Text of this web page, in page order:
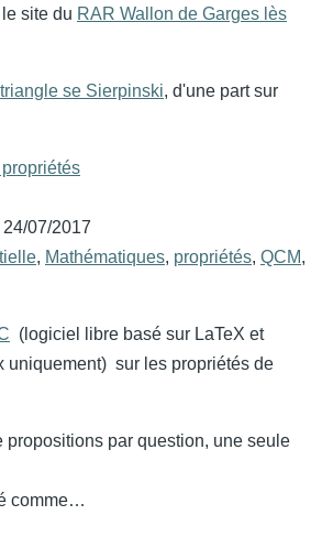
site du RAR Wallon de Garges lès
triangle se Sierpinski, d'une part sur
24/07/2017
, Mathématiques, propriétés, QCM,
(logiciel libre basé sur LaTeX et
uniquement) sur les propriétés de
propositions par question, une seule
comme…